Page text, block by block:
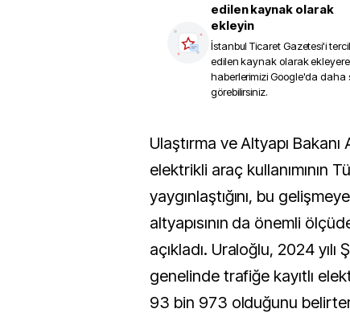
edilen kaynak olarak
ekleyin
İstanbul Ticaret Gazetesi'i
edilen kaynak olarak
haberlerimizi Google'da daha
görebilirsiniz.
Ulaştırma ve Altyapı Bakanı Abdulkadir Uraloğlu,
elektrikli araç kullanımının
yaygınlaştığını, bu
altyapısının da önemli
açıkladı. Uraloğlu, 2024 yılı
genelinde trafiğe kayıtlı
93 bin 973 olduğunu